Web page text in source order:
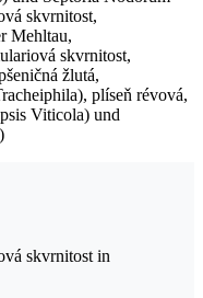
skvrnitost,
Mehltau,
skvrnitost,
žlutá,
plíseň révová,
Viticola) und
skvrnitost in